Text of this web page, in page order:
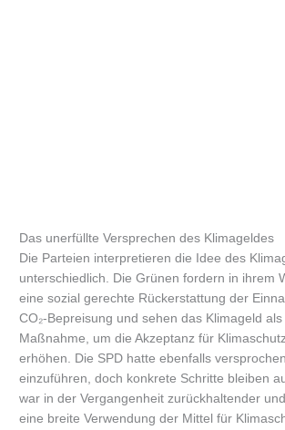
Das unerfüllte Versprechen des Klimageldes
Die Parteien interpretieren die Idee des
unterschiedlich. Die Grünen fordern in ihrem
eine sozial gerechte Rückerstattung der
CO₂-Bepreisung und sehen das Klimageld als
Maßnahme, um die Akzeptanz für
erhöhen. Die SPD hatte ebenfalls
einzuführen, doch konkrete Schritte bleiben
war in der Vergangenheit zurückhaltender
eine breite Verwendung der Mittel für